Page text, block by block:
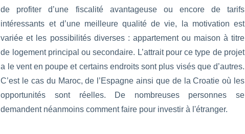
de profiter d’une fiscalité avantageuse ou encore de tarifs
intéressants et d’une meilleure qualité de vie, la motivation est
variée et les possibilités diverses : appartement ou maison à titre
de logement principal ou secondaire. L’attrait pour ce type de projet
a le vent en poupe et certains endroits sont plus visés que d’autres.
C’est le cas du Maroc, de l’Espagne ainsi que de la Croatie où les
opportunités sont réelles. De nombreuses personnes se
demandent néanmoins comment faire pour investir à l'étranger.